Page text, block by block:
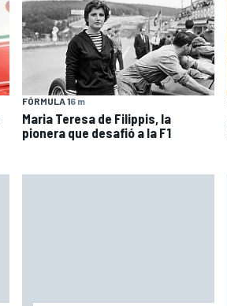
FÓRMULA 16 m
Maria Teresa de Filippis, la
pionera que desafió a la F1